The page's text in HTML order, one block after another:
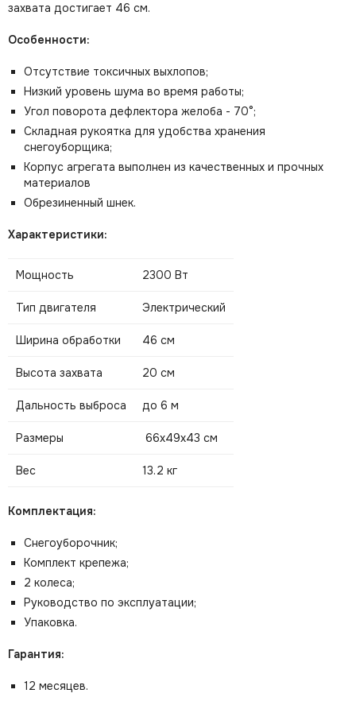
захвата достигает 46 см.
Особенности:
Отсутствие токсичных выхлопов;
Низкий уровень шума во время работы;
Угол поворота дефлектора желоба - 70°;
Складная рукоятка для удобства хранения
снегоуборщика;
Корпус агрегата выполнен из качественных и прочных
материалов
Обрезиненный шнек.
Характеристики:
Мощность 2300 Вт
Тип двигателя Электрический
Ширина обработки 46 см
Высота захвата 20 см
Дальность выброса до 6 м
Размеры 66х49х43 см
Вес 13.2 кг
Комплектация:
Снегоуборочник;
Комплект крепежа;
2 колеса;
Руководство по эксплуатации;
Упаковка.
Гарантия:
12 месяцев.